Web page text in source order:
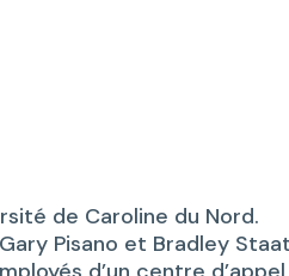
de Caroline du Nord.
Pisano et Bradley